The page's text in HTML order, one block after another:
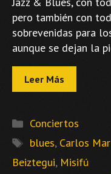
pero también con
sobrevenidas para
aunque se dejan la
Leer Más
Categorías
Conciertos
Etiquetas
blues, Carlos
Beiztegui, Misifú